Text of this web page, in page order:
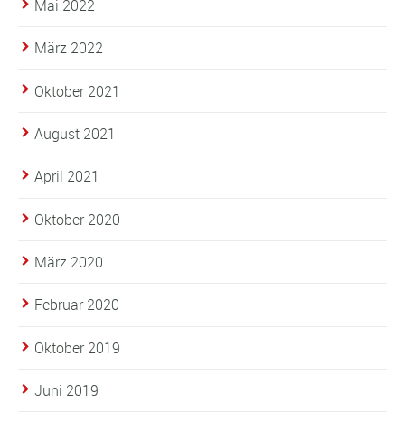
Mai 2022
März 2022
Oktober 2021
August 2021
April 2021
Oktober 2020
März 2020
Februar 2020
Oktober 2019
Juni 2019